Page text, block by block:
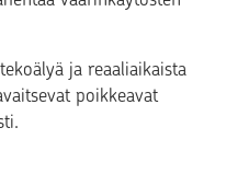
ja reaaliaikaista
poikkeavat